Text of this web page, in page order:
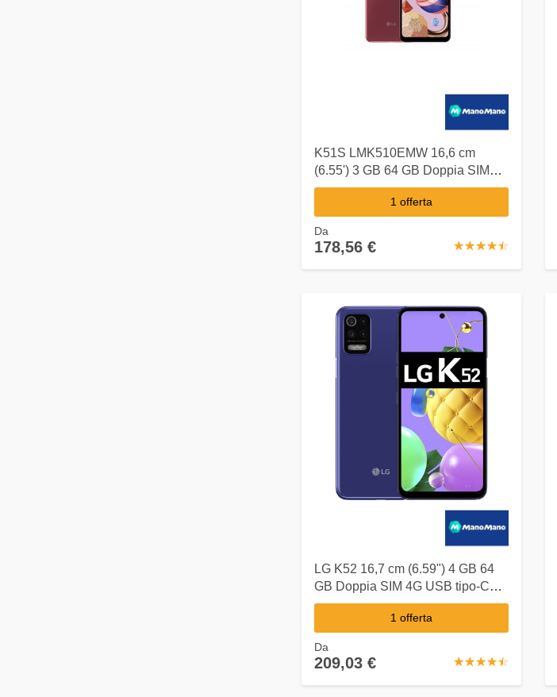
K51S LMK510EMW 16,6 cm
(6.55') 3 GB 64 GB Doppia SIM
4G USB tipo-C Rosa Android 9.0
4000 mAh - LG1 offerta
☆☆☆☆☆
★★★★★
Da
178,56 €
LG K52 16,7 cm (6.59") 4 GB 64
GB Doppia SIM 4G USB tipo-C
Blu Android 10.0 4000 mAh
1 offerta
☆☆☆☆☆
★★★★★
Da
209,03 €